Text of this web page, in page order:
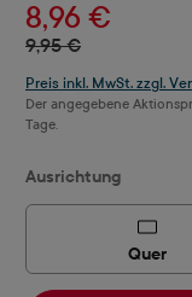
8,96 €
9,95 €
Preis inkl. MwSt. zzgl.
Der angegebene
Tage.
Ausrichtung
Quer